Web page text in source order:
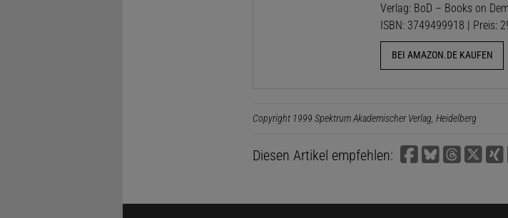
Verlag: BoD – Books on
ISBN: 3749499918 | Preis:
BEI AMAZON.DE KAUFEN
Copyright 1999 Spektrum Akademischer Verlag, Heidelberg
Diesen Artikel empfehlen: